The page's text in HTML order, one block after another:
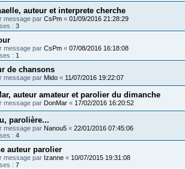
auteur et interprete cherche
message par CsPm « 01/09/2016 21:28:29
: 3
message par CsPm « 07/08/2016 16:18:08
: 1
de chansons
message par Mido « 11/07/2016 19:22:07
auteur amateur et parolier du dimanche
message par DonMar « 17/02/2016 16:20:52
parolière...
message par Nanou5 « 22/01/2016 07:45:06
: 4
auteur parolier
message par Izanne « 10/07/2015 19:31:08
: 7